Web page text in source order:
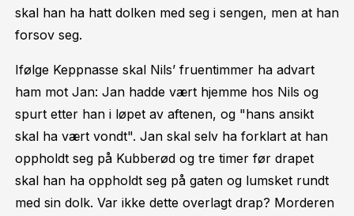
skal han ha hatt dolken med seg i sengen, men at han
forsov seg.
Ifølge Keppnasse skal Nils’ fruentimmer ha advart
ham mot Jan: Jan hadde vært hjemme hos Nils og
spurt etter han i løpet av aftenen, og "hans ansikt
skal ha vært vondt". Jan skal selv ha forklart at han
oppholdt seg på Kubberød og tre timer før drapet
skal han ha oppholdt seg på gaten og lumsket rundt
med sin dolk. Var ikke dette overlagt drap? Morderen